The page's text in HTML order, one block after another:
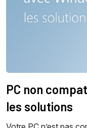
PC non
les solutions